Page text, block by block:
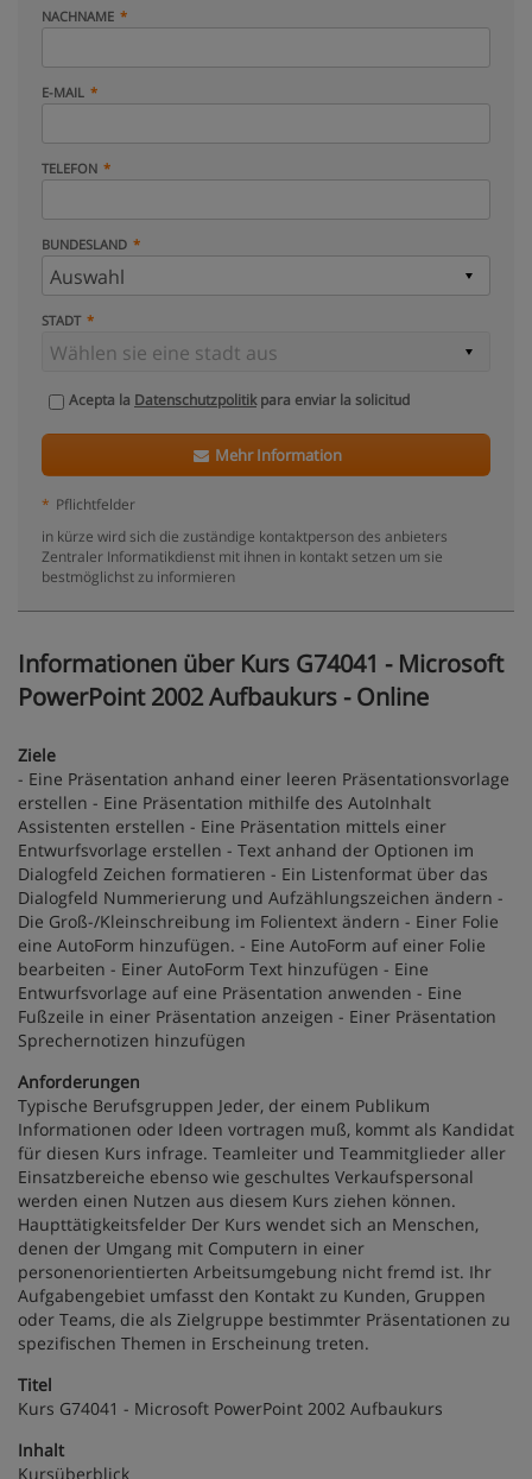
NACHNAME
E-MAIL
TELEFON
BUNDESLAND
STADT
Acepta la Datenschutzpolitikpara enviar la solicitud
Mehr Information
* Pflichtfelder
in kürze wird sich die zuständige kontaktperson des anbieters
Zentraler Informatikdienst mit ihnen in kontakt setzen um sie
bestmöglichst zu informieren
Informationen über Kurs G74041 - Microsoft
PowerPoint 2002 Aufbaukurs - Online
Ziele
- Eine Präsentation anhand einer leeren Präsentationsvorlage
erstellen - Eine Präsentation mithilfe des AutoInhalt
Assistenten erstellen - Eine Präsentation mittels einer
Entwurfsvorlage erstellen - Text anhand der Optionen im
Dialogfeld Zeichen formatieren - Ein Listenformat über das
Dialogfeld Nummerierung und Aufzählungszeichen ändern -
Die Groß-/Kleinschreibung im Folientext ändern - Einer Folie
eine AutoForm hinzufügen. - Eine AutoForm auf einer Folie
bearbeiten - Einer AutoForm Text hinzufügen - Eine
Entwurfsvorlage auf eine Präsentation anwenden - Eine
Fußzeile in einer Präsentation anzeigen - Einer Präsentation
Sprechernotizen hinzufügen
Anforderungen
Typische Berufsgruppen Jeder, der einem Publikum
Informationen oder Ideen vortragen muß, kommt als Kandidat
für diesen Kurs infrage. Teamleiter und Teammitglieder aller
Einsatzbereiche ebenso wie geschultes Verkaufspersonal
werden einen Nutzen aus diesem Kurs ziehen können.
Haupttätigkeitsfelder Der Kurs wendet sich an Menschen,
denen der Umgang mit Computern in einer
personenorientierten Arbeitsumgebung nicht fremd ist. Ihr
Aufgabengebiet umfasst den Kontakt zu Kunden, Gruppen
oder Teams, die als Zielgruppe bestimmter Präsentationen zu
spezifischen Themen in Erscheinung treten.
Titel
Kurs G74041 - Microsoft PowerPoint 2002 Aufbaukurs
Inhalt
Kursüberblick